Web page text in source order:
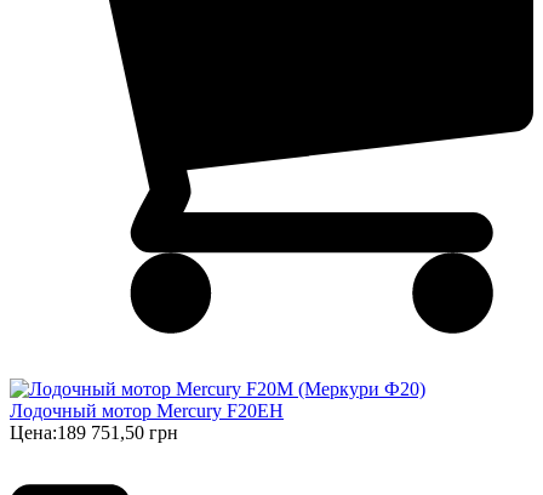
Лодочный мотор Mercury F20EH
Цена:189 751,50 грн